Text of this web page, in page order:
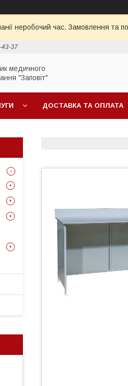
неробочий час. Замовлення та
43-37
медичного
"Заповіт"
ДОСТАВКА ТА ОПЛАТА